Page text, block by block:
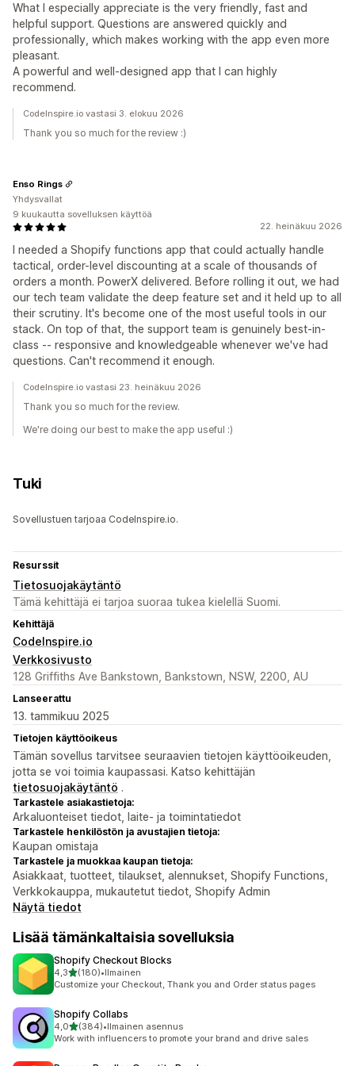
What I especially appreciate is the very friendly, fast and
helpful support. Questions are answered quickly and
professionally, which makes working with the app even more
pleasant.
A powerful and well-designed app that I can highly
recommend.
CodeInspire.io vastasi 3. elokuu 2026
Thank you so much for the review :)
22. heinäkuu 2026
I needed a Shopify functions app that could actually handle
tactical, order-level discounting at a scale of thousands of
orders a month. PowerX delivered. Before rolling it out, we had
our tech team validate the deep feature set and it held up to all
their scrutiny. It's become one of the most useful tools in our
stack. On top of that, the support team is genuinely best-in-
class -- responsive and knowledgeable whenever we've had
questions. Can't recommend it enough.
Enso Rings
Yhdysvallat
9 kuukautta sovelluksen käyttöä
CodeInspire.io vastasi 23. heinäkuu 2026
Thank you so much for the review.
We're doing our best to make the app useful :)
Tuki
Sovellustuen tarjoaa CodeInspire.io.
Resurssit
Tietosuojakäytäntö
Tämä kehittäjä ei tarjoa suoraa tukea kielellä Suomi.
Kehittäjä
CodeInspire.io
Verkkosivusto
128 Griffiths Ave Bankstown, Bankstown, NSW, 2200, AU
Lanseerattu
13. tammikuu 2025
Tietojen käyttöoikeus
Tämän sovellus tarvitsee seuraavien tietojen käyttöoikeuden,
jotta se voi toimia kaupassasi. Katso kehittäjän
tietosuojakäytäntö .
Tarkastele asiakastietoja:
Arkaluonteiset tiedot, laite- ja toimintatiedot
Tarkastele henkilöstön ja avustajien tietoja:
Kaupan omistaja
Tarkastele ja muokkaa kaupan tietoja:
Asiakkaat, tuotteet, tilaukset, alennukset, Shopify Functions,
Verkkokauppa, mukautetut tiedot, Shopify Admin
Näytä tiedot
Lisää tämänkaltaisia sovelluksia
Shopify Checkout Blocks
4,3/ 5 tähteä
(180)
180 arvostelua yhteensä
•Ilmainen
Customize your Checkout, Thank you and Order status pages
Shopify Collabs
4,0/ 5 tähteä
(384)
384 arvostelua yhteensä
•Ilmainen asennus
Work with influencers to promote your brand and drive sales